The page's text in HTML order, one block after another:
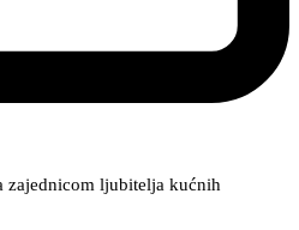
zajednicom ljubitelja kućnih